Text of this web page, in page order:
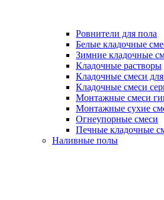
Ровнители для пола
Белые кладочные
Зимние кладочные
Кладочные растворы
Кладочные смеси для
Кладочные смеси
Монтажные смеси
Монтажные сухие
Огнеупорные смеси
Печные кладочные
Наливные полы